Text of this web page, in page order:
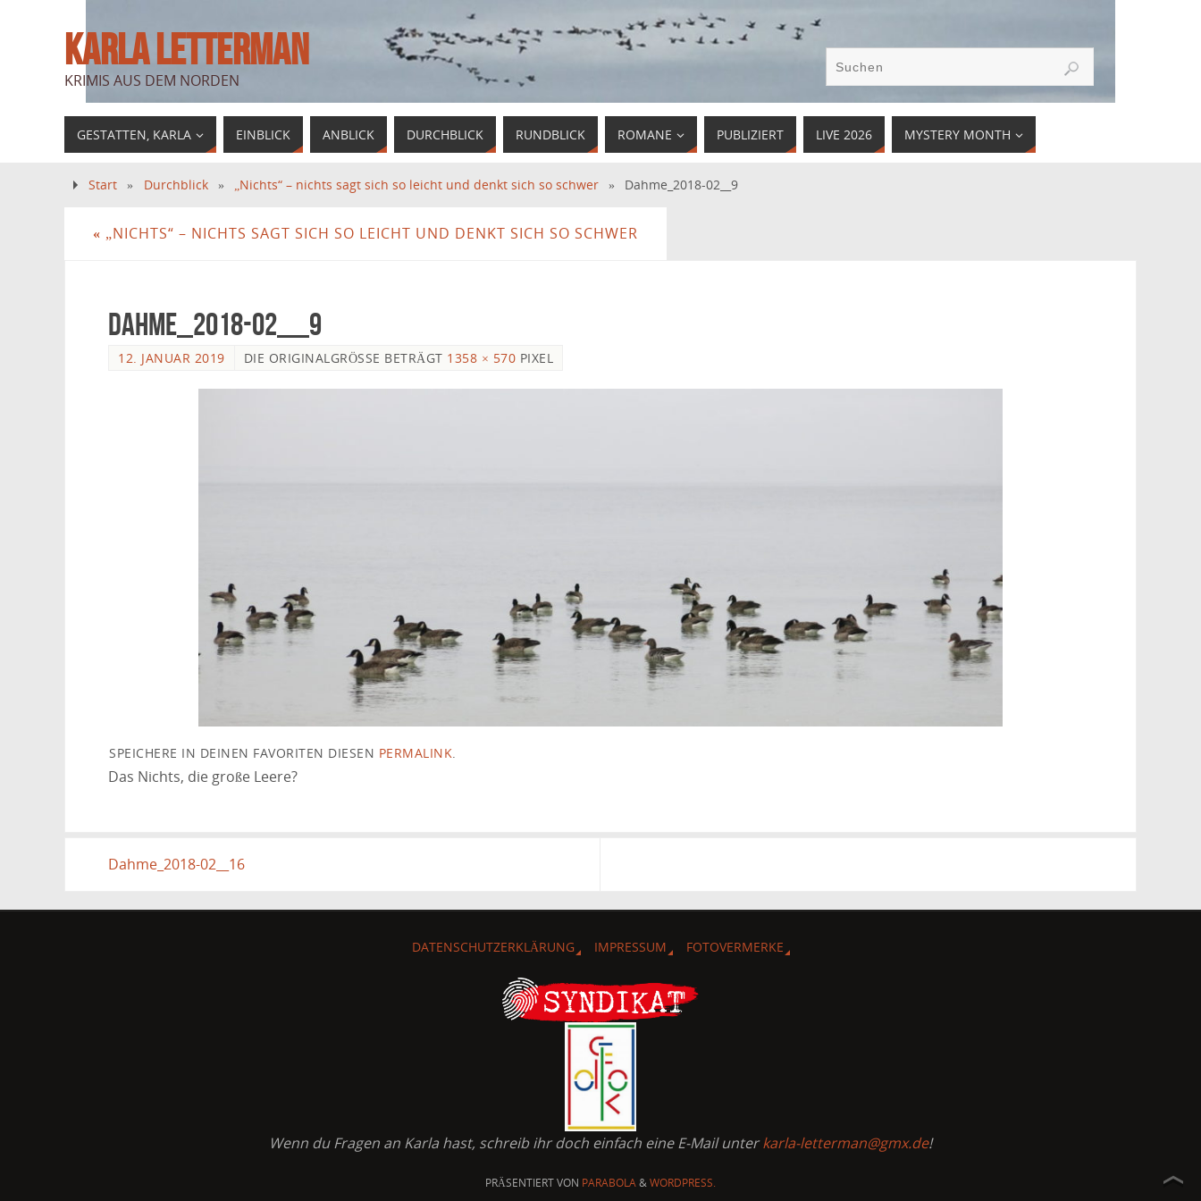
KARLA LETTERMAN
KRIMIS AUS DEM NORDEN
GESTATTEN, KARLA EINBLICK ANBLICK DURCHBLICK RUNDBLICK ROMANE PUBLIZIERT LIVE 2026 MYSTERY MONTH
Start » Durchblick » „Nichts“ – nichts sagt sich so leicht und denkt sich so schwer » Dahme_2018-02__9
« „NICHTS“ – NICHTS SAGT SICH SO LEICHT UND DENKT SICH SO SCHWER
Dahme_2018-02__9
12. JANUAR 2019 DIE ORIGINALGRÖSSE BETRÄGT 1358 × 570 PIXEL
SPEICHERE IN DEINEN FAVORITEN DIESEN PERMALINK
Das Nichts, die große Leere?
Dahme_2018-02__16
DATENSCHUTZERKLÄRUNG IMPRESSUM FOTOVERMERKE
Wenn du Fragen an Karla hast, schreib ihr doch einfach eine E-Mail unterkarla-letterman@gmx.de!
PRÄSENTIERT VON PARABOLA&WORDPRESS.